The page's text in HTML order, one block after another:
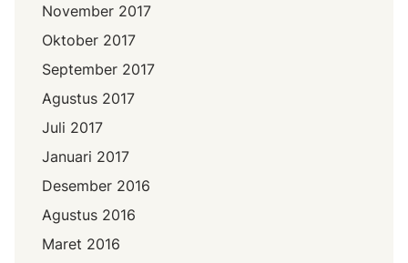
November 2017
Oktober 2017
September 2017
Agustus 2017
Juli 2017
Januari 2017
Desember 2016
Agustus 2016
Maret 2016